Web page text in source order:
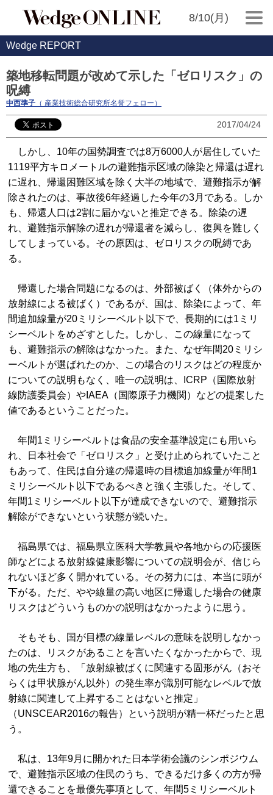
8/10(月)
Wedge REPORT
築地移転問題が改めて示した「ゼロリスク」の
呪縛
中西準子 （ 産業技術総合研究所名誉フェロー）
2017/04/24
しかし、10年の国勢調査では8万6000人が居住していた
1119平方キロメートルの避難指示区域の除染と帰還は遅れ
に遅れ、帰還困難区域を除く大半の地域で、避難指示が解
除されたのは、事故後6年経過した今年の3月である。しか
も、帰還人口は2割に届かないと推定できる。除染の遅
れ、避難指示解除の遅れが帰還者を減らし、復興を難しく
してしまっている。その原因は、ゼロリスクの呪縛であ
る。
帰還した場合問題になるのは、外部被ばく（体外からの
放射線による被ばく）であるが、国は、除染によって、年
間追加線量が20ミリシーベルト以下で、長期的には1ミリ
シーベルトをめざすとした。しかし、この線量になって
も、避難指示の解除はなかった。また、なぜ年間20ミリシ
ーベルトが選ばれたのか、この場合のリスクはどの程度か
についての説明もなく、唯一の説明は、ICRP（国際放射
線防護委員会）やIAEA（国際原子力機関）などの提案した
値であるということだった。
年間1ミリシーベルトは食品の安全基準設定にも用いら
れ、日本社会で「ゼロリスク」と受け止められていたこと
もあって、住民は自分達の帰還時の目標追加線量が年間1
ミリシーベルト以下であるべきと強く主張した。そして、
年間1ミリシーベルト以下が達成できないので、避難指示
解除ができないという状態が続いた。
福島県では、福島県立医科大学教員や各地からの応援医
師などによる放射線健康影響についての説明会が、信じら
れないほど多く開かれている。その努力には、本当に頭が
下がる。ただ、やや線量の高い地区に帰還した場合の健康
リスクはどういうものかの説明はなかったように思う。
そもそも、国が目標の線量レベルの意味を説明しなかっ
たのは、リスクがあることを言いたくなかったからで、現
地の先生方も、「放射線被ばくに関連する固形がん（おそ
らくは甲状腺がん以外）の発生率が識別可能なレベルで放
射線に関連して上昇することはないと推定」
（UNSCEAR2016の報告）という説明が精一杯だったと思
う。
私は、13年9月に開かれた日本学術会議のシンポジウム
で、避難指示区域の住民のうち、できるだけ多くの方が帰
還できることを最優先事項として、年間5ミリシーベルト